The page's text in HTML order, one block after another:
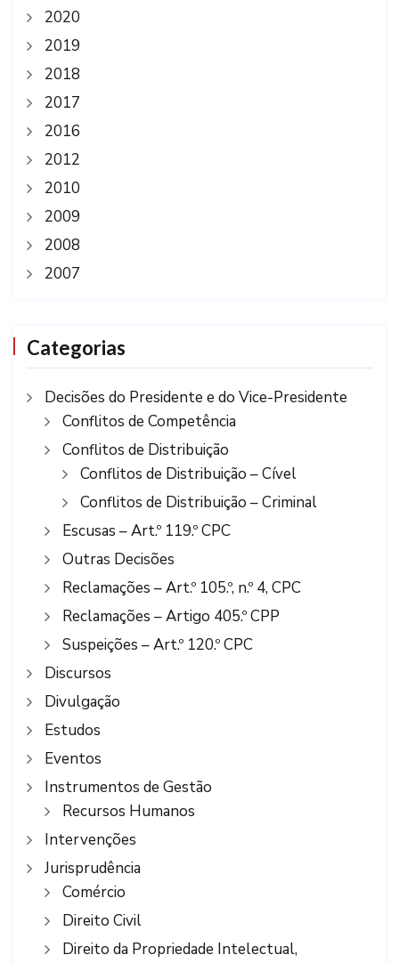
2020
2019
2018
2017
2016
2012
2010
2009
2008
2007
Categorias
Decisões do Presidente e do Vice-Presidente
Conflitos de Competência
Conflitos de Distribuição
Conflitos de Distribuição – Cível
Conflitos de Distribuição – Criminal
Escusas – Art.º 119.º CPC
Outras Decisões
Reclamações – Art.º 105.º, n.º 4, CPC
Reclamações – Artigo 405.º CPP
Suspeições – Art.º 120.º CPC
Discursos
Divulgação
Estudos
Eventos
Instrumentos de Gestão
Recursos Humanos
Intervenções
Jurisprudência
Comércio
Direito Civil
Direito da Propriedade Intelectual,